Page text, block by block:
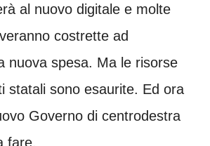
al nuovo digitale e molte
costrette ad
nuova spesa. Ma le risorse
statali sono esaurite. Ed ora
Governo di centrodestra
fare.